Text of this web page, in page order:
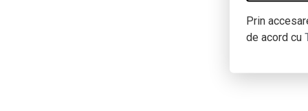
Prin
de acord cu